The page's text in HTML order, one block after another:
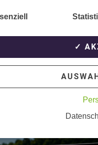
für die gute
ist. Zugleich
✓